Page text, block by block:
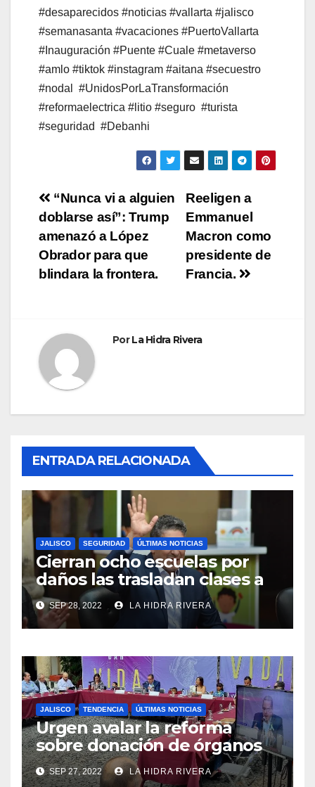
#desaparecidos #noticias #vallarta #jalisco
#semanasanta #vacaciones #PuertoVallarta
#Inauguración #Puente #Cuale #metaverso
#amlo #tiktok #instagram #aitana #secuestro
#nodal
#UnidosPorLaTransformación
#reformaelectrica #litio #seguro #turista
#seguridad #Debanhi
Navegación
de
entradas
Reeligen a
Emmanuel
Macron como
presidente de
Francia.
“Nunca vi a alguien
doblarse así”: Trump
amenazó a López
Obrador para que
blindara la frontera.
PorLa Hidra Rivera
ENTRADA RELACIONADA
JALISCO SEGURIDAD ÚLTIMAS NOTICIAS
Cierran ocho escuelas por
daños las trasladan clases a
sedes alternas.
SEP 28, 2022 LA HIDRA RIVERA
JALISCO TENDENCIA ÚLTIMAS NOTICIAS
Urgen avalar la reforma
sobre donación de órganos
en Jalisco.
SEP 27, 2022 LA HIDRA RIVERA